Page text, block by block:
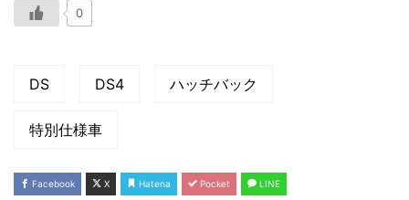
0
DS DS4 ハッチバック
特別仕様車
Facebook X Hatena Pocket LINE